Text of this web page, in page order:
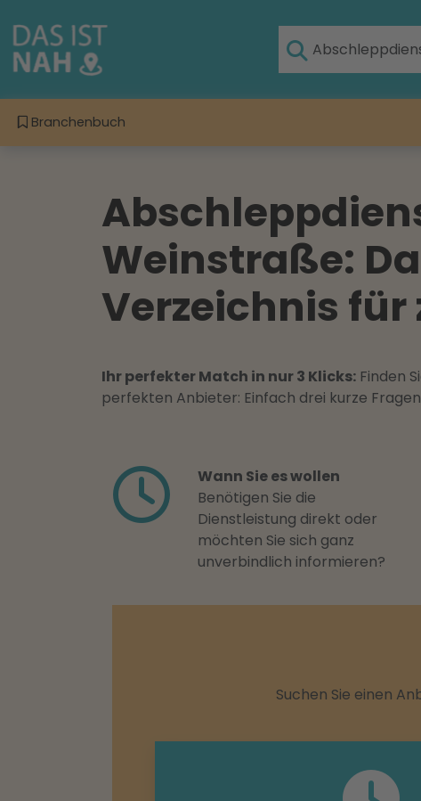
Branchenbuch
Weinstraße:
Verzeichnis
Ihr perfekter Match in nur 3 Klicks: Finden
perfekten Anbieter: Einfach drei kurze
Wann Sie es wollen
Benötigen Sie die
Dienstleistung direkt oder
möchten Sie sich ganz
unverbindlich informieren?
Suchen Sie einen